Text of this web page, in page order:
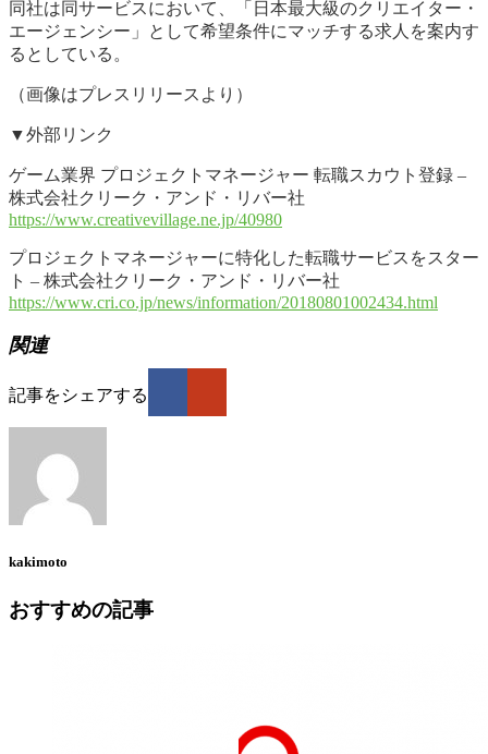
同社は同サービスにおいて、「日本最大級のクリエイター・
エージェンシー」として希望条件にマッチする求人を案内す
るとしている。
（画像はプレスリリースより）
▼外部リンク
ゲーム業界 プロジェクトマネージャー 転職スカウト登録 –
株式会社クリーク・アンド・リバー社
https://www.creativevillage.ne.jp/40980
プロジェクトマネージャーに特化した転職サービスをスター
ト – 株式会社クリーク・アンド・リバー社
https://www.cri.co.jp/news/information/20180801002434.html
関連
記事をシェアする
kakimoto
おすすめの記事